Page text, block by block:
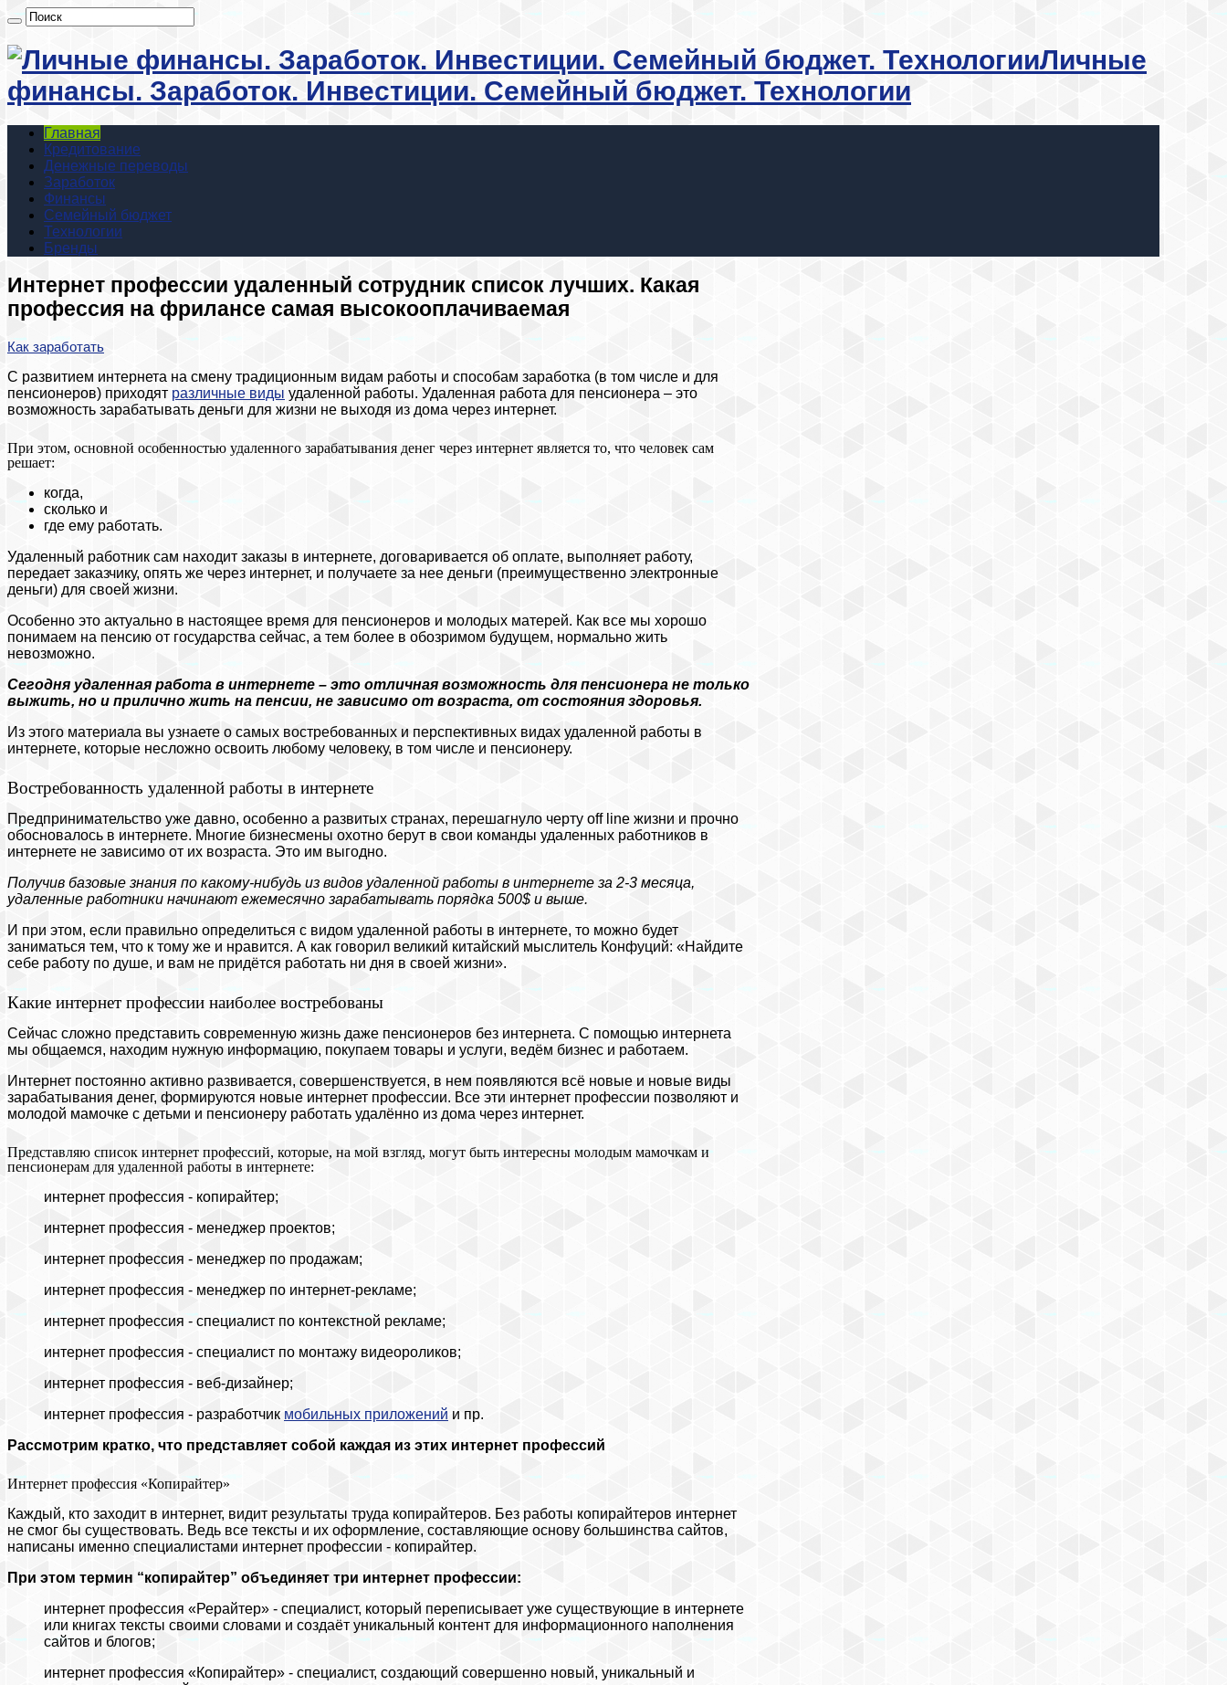
Личные
финансы. Заработок. Инвестиции. Семейный бюджет. Технологии
Главная
Кредитование
Денежные переводы
Заработок
Финансы
Семейный бюджет
Технологии
Бренды
Интернет профессии удаленный сотрудник список лучших. Какая
профессия на фрилансе самая высокооплачиваемая
Как заработать
С развитием интернета на смену традиционным видам работы и способам заработка (в том числе и для
пенсионеров) приходят различные виды удаленной работы. Удаленная работа для пенсионера – это
возможность зарабатывать деньги для жизни не выходя из дома через интернет.
При этом, основной особенностью удаленного зарабатывания денег через интернет является то, что человек сам
решает:
когда,
сколько и
где ему работать.
Удаленный работник сам находит заказы в интернете, договаривается об оплате, выполняет работу,
передает заказчику, опять же через интернет, и получаете за нее деньги (преимущественно электронные
деньги) для своей жизни.
Особенно это актуально в настоящее время для пенсионеров и молодых матерей. Как все мы хорошо
понимаем на пенсию от государства сейчас, а тем более в обозримом будущем, нормально жить
невозможно.
Сегодня удаленная работа в интернете – это отличная возможность для пенсионера не только
выжить, но и прилично жить на пенсии, не зависимо от возраста, от состояния здоровья.
Из этого материала вы узнаете о самых востребованных и перспективных видах удаленной работы в
интернете, которые несложно освоить любому человеку, в том числе и пенсионеру.
Востребованность удаленной работы в интернете
Предпринимательство уже давно, особенно а развитых странах, перешагнуло черту off line жизни и прочно
обосновалось в интернете. Многие бизнесмены охотно берут в свои команды удаленных работников в
интернете не зависимо от их возраста. Это им выгодно.
Получив базовые знания по какому-нибудь из видов удаленной работы в интернете за 2-3 месяца,
удаленные работники начинают ежемесячно зарабатывать порядка 500$ и выше.
И при этом, если правильно определиться с видом удаленной работы в интернете, то можно будет
заниматься тем, что к тому же и нравится. А как говорил великий китайский мыслитель Конфуций: «Найдите
себе работу по душе, и вам не придётся работать ни дня в своей жизни».
Какие интернет профессии наиболее востребованы
Сейчас сложно представить современную жизнь даже пенсионеров без интернета. С помощью интернета
мы общаемся, находим нужную информацию, покупаем товары и услуги, ведём бизнес и работаем.
Интернет постоянно активно развивается, совершенствуется, в нем появляются всё новые и новые виды
зарабатывания денег, формируются новые интернет профессии. Все эти интернет профессии позволяют и
молодой мамочке с детьми и пенсионеру работать удалённо из дома через интернет.
Представляю список интернет профессий, которые, на мой взгляд, могут быть интересны молодым мамочкам и
пенсионерам для удаленной работы в интернете:
интернет профессия - копирайтер;
интернет профессия - менеджер проектов;
интернет профессия - менеджер по продажам;
интернет профессия - менеджер по интернет-рекламе;
интернет профессия - специалист по контекстной рекламе;
интернет профессия - специалист по монтажу видеороликов;
интернет профессия - веб-дизайнер;
интернет профессия - разработчик мобильных приложений и пр.
Рассмотрим кратко, что представляет собой каждая из этих интернет профессий
Интернет профессия «Копирайтер»
Каждый, кто заходит в интернет, видит результаты труда копирайтеров. Без работы копирайтеров интернет
не смог бы существовать. Ведь все тексты и их оформление, составляющие основу большинства сайтов,
написаны именно специалистами интернет профессии - копирайтер.
При этом термин “копирайтер” объединяет три интернет профессии:
интернет профессия «Рерайтер» - специалист, который переписывает уже существующие в интернете
или книгах тексты своими словами и создаёт уникальный контент для информационного наполнения
сайтов и блогов;
интернет профессия «Копирайтер» - специалист, создающий совершенно новый, уникальный и